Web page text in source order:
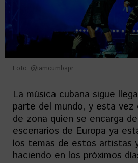
Foto: @iamcumbapr
La música cubana sigue
parte del mundo, y esta
de zona quien se encarga
escenarios de Europa ya
los temas de estos artistas
haciendo en los próximos